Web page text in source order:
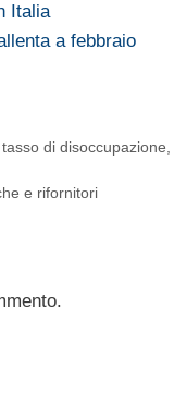
Italia
a febbraio
,tasso di disoccupazione
e rifornitori